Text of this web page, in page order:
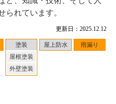
更新日：2025.12.12
塗装
屋根塗装
外壁塗装
屋上防水 雨漏り
られています。